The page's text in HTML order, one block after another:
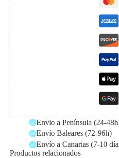
Envio a Península (24-
Envío Baleares (72-96h)
Envío a Canarias (7-10
Productos relacionados